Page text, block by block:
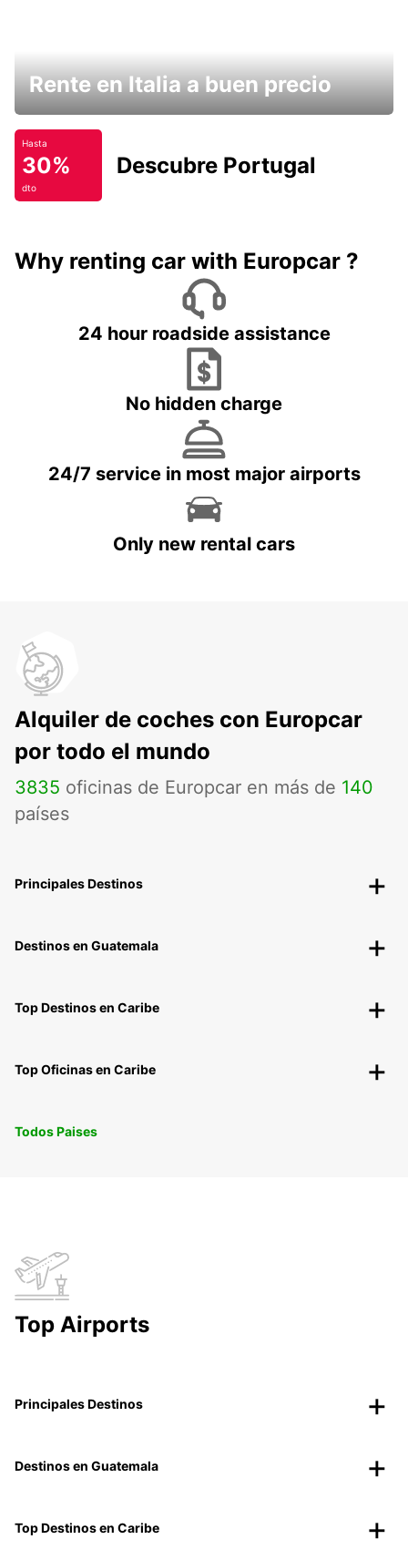
Rente en Italia a buen precio
Hasta
30%
dto
Descubre Portugal
Why renting car with Europcar ?
24 hour roadside assistance
No hidden charge
24/7 service in most major airports
Only new rental cars
Alquiler de coches con Europcar
por todo el mundo
3835 oficinas de Europcar en más de 140
países
Principales Destinos
Destinos en Guatemala
Top Destinos en Caribe
Top Oficinas en Caribe
Todos Paises
Top Airports
Principales Destinos
Destinos en Guatemala
Top Destinos en Caribe